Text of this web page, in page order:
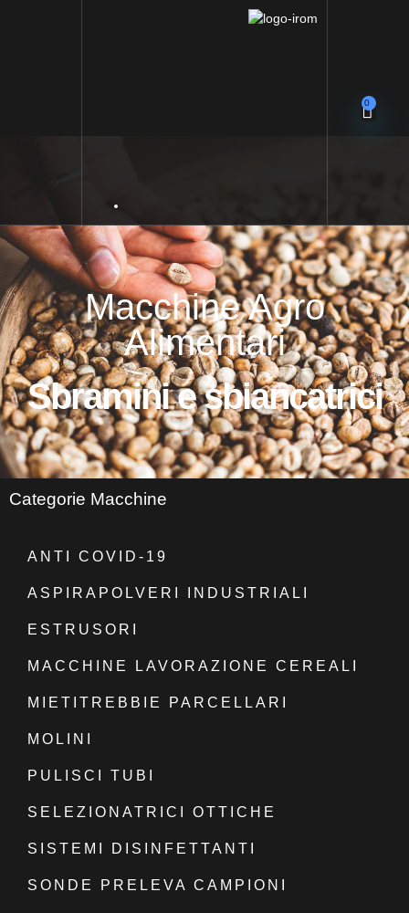
0
Macchine Agro
Alimentari
Sbramini e sbiancatrici
Categorie Macchine
ANTI COVID-19
ASPIRAPOLVERI INDUSTRIALI
ESTRUSORI
MACCHINE LAVORAZIONE CEREALI
MIETITREBBIE PARCELLARI
MOLINI
PULISCI TUBI
SELEZIONATRICI OTTICHE
SISTEMI DISINFETTANTI
SONDE PRELEVA CAMPIONI